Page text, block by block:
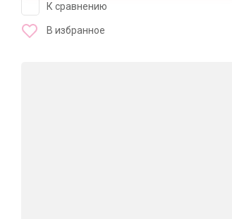
К сравнению
В избранное